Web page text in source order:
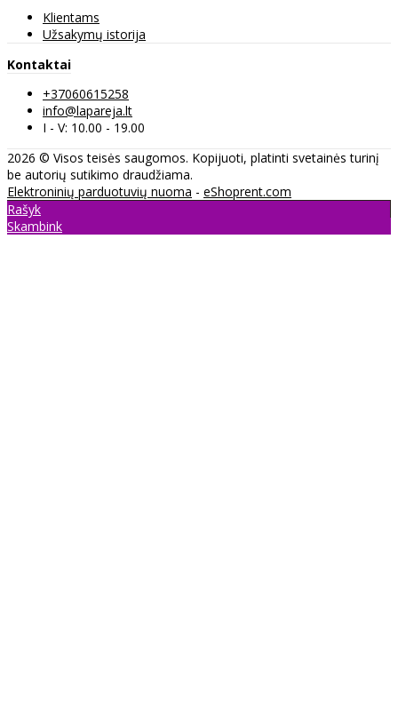
Klientams
Užsakymų istorija
Kontaktai
+37060615258
info@lapareja.lt
I - V: 10.00 - 19.00
2026 © Visos teisės saugomos. Kopijuoti, platinti svetainės turinį
be autorių sutikimo draudžiama.
Elektroninių parduotuvių nuoma - eShoprent.com
Rašyk
Skambink